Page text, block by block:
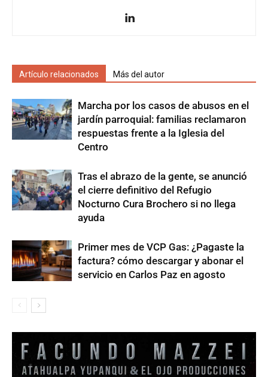
Artículo relacionados Más del autor
Marcha por los casos de abusos en el
jardín parroquial: familias reclamaron
respuestas frente a la Iglesia del
Centro
Tras el abrazo de la gente, se anunció
el cierre definitivo del Refugio
Nocturno Cura Brochero si no llega
ayuda
Primer mes de VCP Gas: ¿Pagaste la
factura? cómo descargar y abonar el
servicio en Carlos Paz en agosto